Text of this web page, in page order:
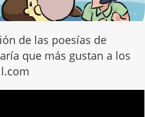
de las poesías de
que más gustan a los